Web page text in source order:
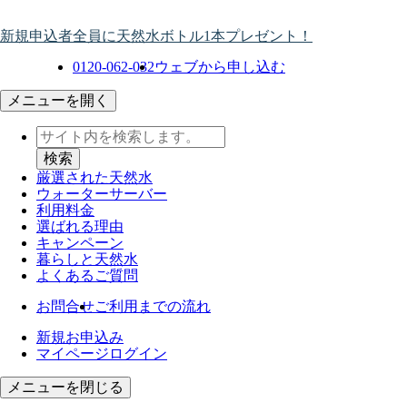
新規申込者全員に天然水ボトル1本プレゼント！
0120-062-032ウェブから申し込む
メニューを開く
厳選された天然水
ウォーターサーバー
利用料金
選ばれる理由
キャンペーン
暮らしと天然水
よくあるご質問
お問合せご利用までの流れ
新規お申込み
マイページログイン
メニューを閉じる